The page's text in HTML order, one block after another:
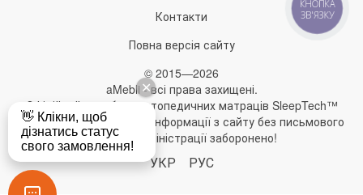
Контакти
Повна версія сайту
© 2015—2026
aMebli - всі права захищені.
Офіційний виробник ортопедичних матраців SleepTech™
Будь-яке використання інформації з сайту без письмового
дозволу адміністрації заборонено!
УКР РУС
КНОПКА
ЗВ'ЯЗКУ